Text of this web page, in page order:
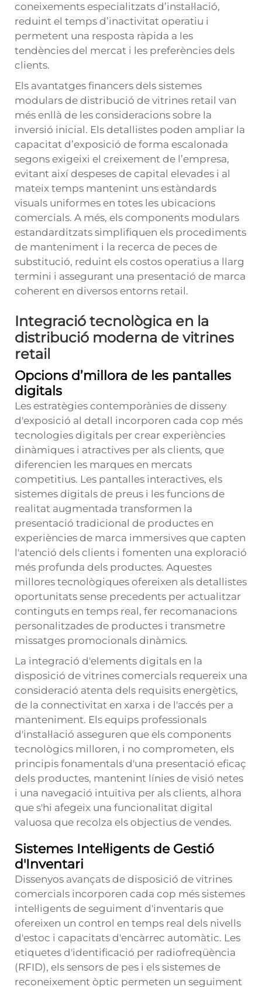
coneixements especialitzats d’instal·lació,
reduint el temps d’inactivitat operatiu i
permetent una resposta ràpida a les
tendències del mercat i les preferències dels
clients.
Els avantatges financers dels sistemes
modulars de distribució de vitrines retail van
més enllà de les consideracions sobre la
inversió inicial. Els detallistes poden ampliar la
capacitat d’exposició de forma escalonada
segons exigeixi el creixement de l’empresa,
evitant així despeses de capital elevades i al
mateix temps mantenint uns estàndards
visuals uniformes en totes les ubicacions
comercials. A més, els components modulars
estandarditzats simplifiquen els procediments
de manteniment i la recerca de peces de
substitució, reduint els costos operatius a llarg
termini i assegurant una presentació de marca
coherent en diversos entorns retail.
Integració tecnològica en la
distribució moderna de vitrines
retail
Opcions d’millora de les pantalles
digitals
Les estratègies contemporànies de disseny
d'exposició al detall incorporen cada cop més
tecnologies digitals per crear experiències
dinàmiques i atractives per als clients, que
diferencien les marques en mercats
competitius. Les pantalles interactives, els
sistemes digitals de preus i les funcions de
realitat augmentada transformen la
presentació tradicional de productes en
experiències de marca immersives que capten
l'atenció dels clients i fomenten una exploració
més profunda dels productes. Aquestes
millores tecnològiques ofereixen als detallistes
oportunitats sense precedents per actualitzar
continguts en temps real, fer recomanacions
personalitzades de productes i transmetre
missatges promocionals dinàmics.
La integració d'elements digitals en la
disposició de vitrines comercials requereix una
consideració atenta dels requisits energètics,
de la connectivitat en xarxa i de l'accés per a
manteniment. Els equips professionals
d'instal·lació asseguren que els components
tecnològics milloren, i no comprometen, els
principis fonamentals d'una presentació eficaç
dels productes, mantenint línies de visió netes
i una navegació intuïtiva per als clients, alhora
que s'hi afegeix una funcionalitat digital
valuosa que recolza els objectius de vendes.
Sistemes Intel·ligents de Gestió
d'Inventari
Dissenyos avançats de disposició de vitrines
comercials incorporen cada cop més sistemes
intel·ligents de seguiment d'inventaris que
ofereixen un control en temps real dels nivells
d'estoc i capacitats d'encàrrec automàtic. Les
etiquetes d'identificació per radiofreqüència
(RFID), els sensors de pes i els sistemes de
reconeixement òptic permeten un seguiment